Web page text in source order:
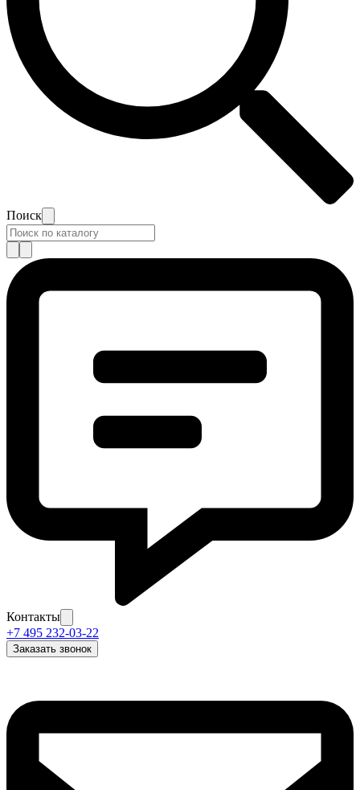
Поиск
Контакты
+7 495 232-03-22
Заказать звонок